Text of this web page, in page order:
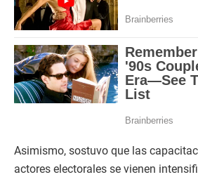
Asimismo, sostuvo que las
actores electorales se vienen